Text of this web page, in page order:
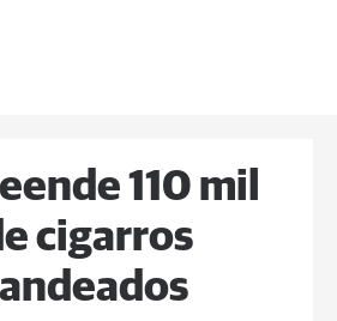
110 mil
cigarros